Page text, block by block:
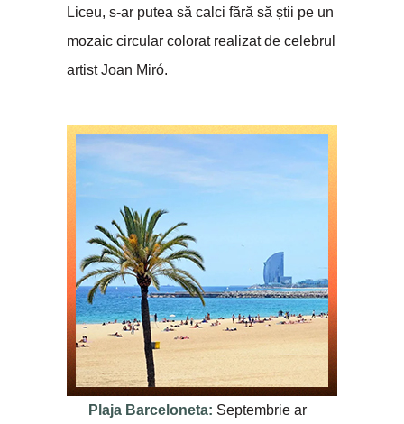
Liceu, s-ar putea să calci fără să știi pe un
mozaic circular colorat realizat de celebrul
artist Joan Miró.
Plaja Barceloneta: Septembrie ar